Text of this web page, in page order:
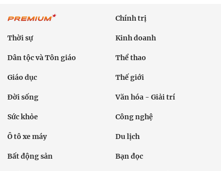
Chính trị
Thời sự Kinh doanh
Dân tộc và Tôn giáo Thể thao
Giáo dục Thế giới
Đời sống Văn hóa - Giải trí
Sức khỏe Công nghệ
Ô tô xe máy Du lịch
Bất động sản Bạn đọc